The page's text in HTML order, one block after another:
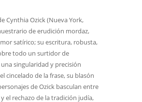
Cynthia Ozick (Nueva York,
de erudición mordaz,
satírico; su escritura, robusta,
todo un surtidor de
singularidad y precisión
cincelado de la frase, su blasón
de Ozick basculan entre
el rechazo de la tradición judía,